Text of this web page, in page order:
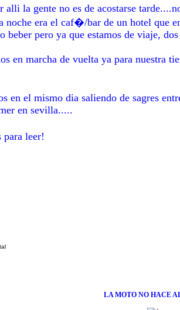
la gente no es de acostarse
era el caf�/bar de un hotel que
pero ya que estamos de viaje,
en marcha de vuelta ya para nuestra
el mismo dia saliendo de sagres
en sevilla.....
leer!
LA MOTO NO HACE